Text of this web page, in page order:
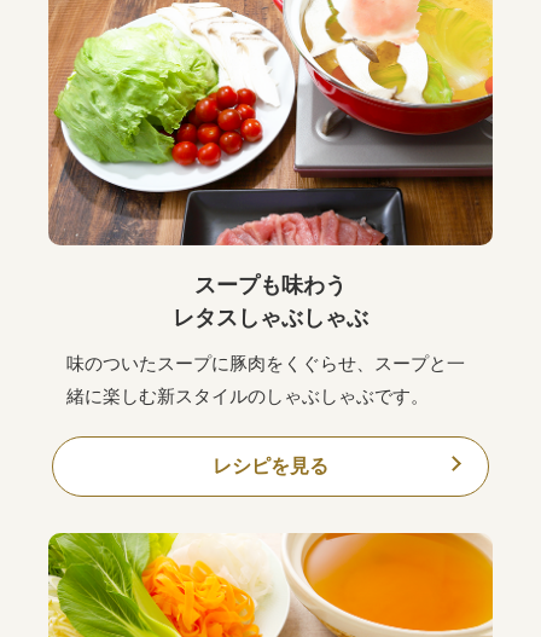
スープも味わう
レタスしゃぶしゃぶ
味のついたスープに豚肉をくぐらせ、スープと一
緒に楽しむ新スタイルのしゃぶしゃぶです。
レシピを見る